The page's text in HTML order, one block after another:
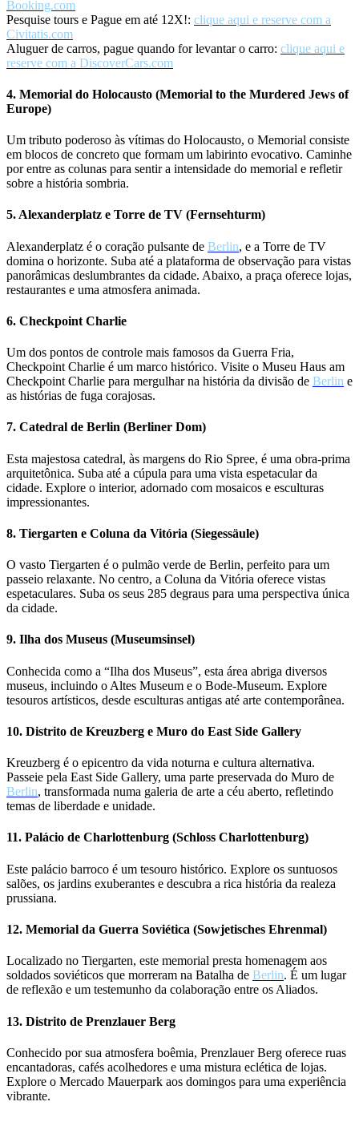
Booking.com
Pesquise tours e Pague em até 12X!: clique aqui e reserve com a
Civitatis.com
Aluguer de carros, pague quando for levantar o carro: clique aqui e
reserve com a DiscoverCars.com
4. Memorial do Holocausto (Memorial to the Murdered Jews of
Europe)
Um tributo poderoso às vítimas do Holocausto, o Memorial consiste
em blocos de concreto que formam um labirinto evocativo. Caminhe
por entre as colunas para sentir a intensidade do memorial e refletir
sobre a história sombria.
5. Alexanderplatz e Torre de TV (Fernsehturm)
Alexanderplatz é o coração pulsante de Berlin, e a Torre de TV
domina o horizonte. Suba até a plataforma de observação para vistas
panorâmicas deslumbrantes da cidade. Abaixo, a praça oferece lojas,
restaurantes e uma atmosfera animada.
6. Checkpoint Charlie
Um dos pontos de controle mais famosos da Guerra Fria,
Checkpoint Charlie é um marco histórico. Visite o Museu Haus am
Checkpoint Charlie para mergulhar na história da divisão de Berlin e
as histórias de fuga corajosas.
7. Catedral de Berlin (Berliner Dom)
Esta majestosa catedral, às margens do Rio Spree, é uma obra-prima
arquitetônica. Suba até a cúpula para uma vista espetacular da
cidade. Explore o interior, adornado com mosaicos e esculturas
impressionantes.
8. Tiergarten e Coluna da Vitória (Siegessäule)
O vasto Tiergarten é o pulmão verde de Berlin, perfeito para um
passeio relaxante. No centro, a Coluna da Vitória oferece vistas
espetaculares. Suba os seus 285 degraus para uma perspectiva única
da cidade.
9. Ilha dos Museus (Museumsinsel)
Conhecida como a “Ilha dos Museus”, esta área abriga diversos
museus, incluindo o Altes Museum e o Bode-Museum. Explore
tesouros artísticos, desde esculturas antigas até arte contemporânea.
10. Distrito de Kreuzberg e Muro do East Side Gallery
Kreuzberg é o epicentro da vida noturna e cultura alternativa.
Passeie pela East Side Gallery, uma parte preservada do Muro de
Berlin, transformada numa galeria de arte a céu aberto, refletindo
temas de liberdade e unidade.
11. Palácio de Charlottenburg (Schloss Charlottenburg)
Este palácio barroco é um tesouro histórico. Explore os suntuosos
salões, os jardins exuberantes e descubra a rica história da realeza
prussiana.
12. Memorial da Guerra Soviética (Sowjetisches Ehrenmal)
Localizado no Tiergarten, este memorial presta homenagem aos
soldados soviéticos que morreram na Batalha de Berlin. É um lugar
de reflexão e um testemunho da colaboração entre os Aliados.
13. Distrito de Prenzlauer Berg
Conhecido por sua atmosfera boêmia, Prenzlauer Berg oferece ruas
encantadoras, cafés acolhedores e uma mistura eclética de lojas.
Explore o Mercado Mauerpark aos domingos para uma experiência
vibrante.